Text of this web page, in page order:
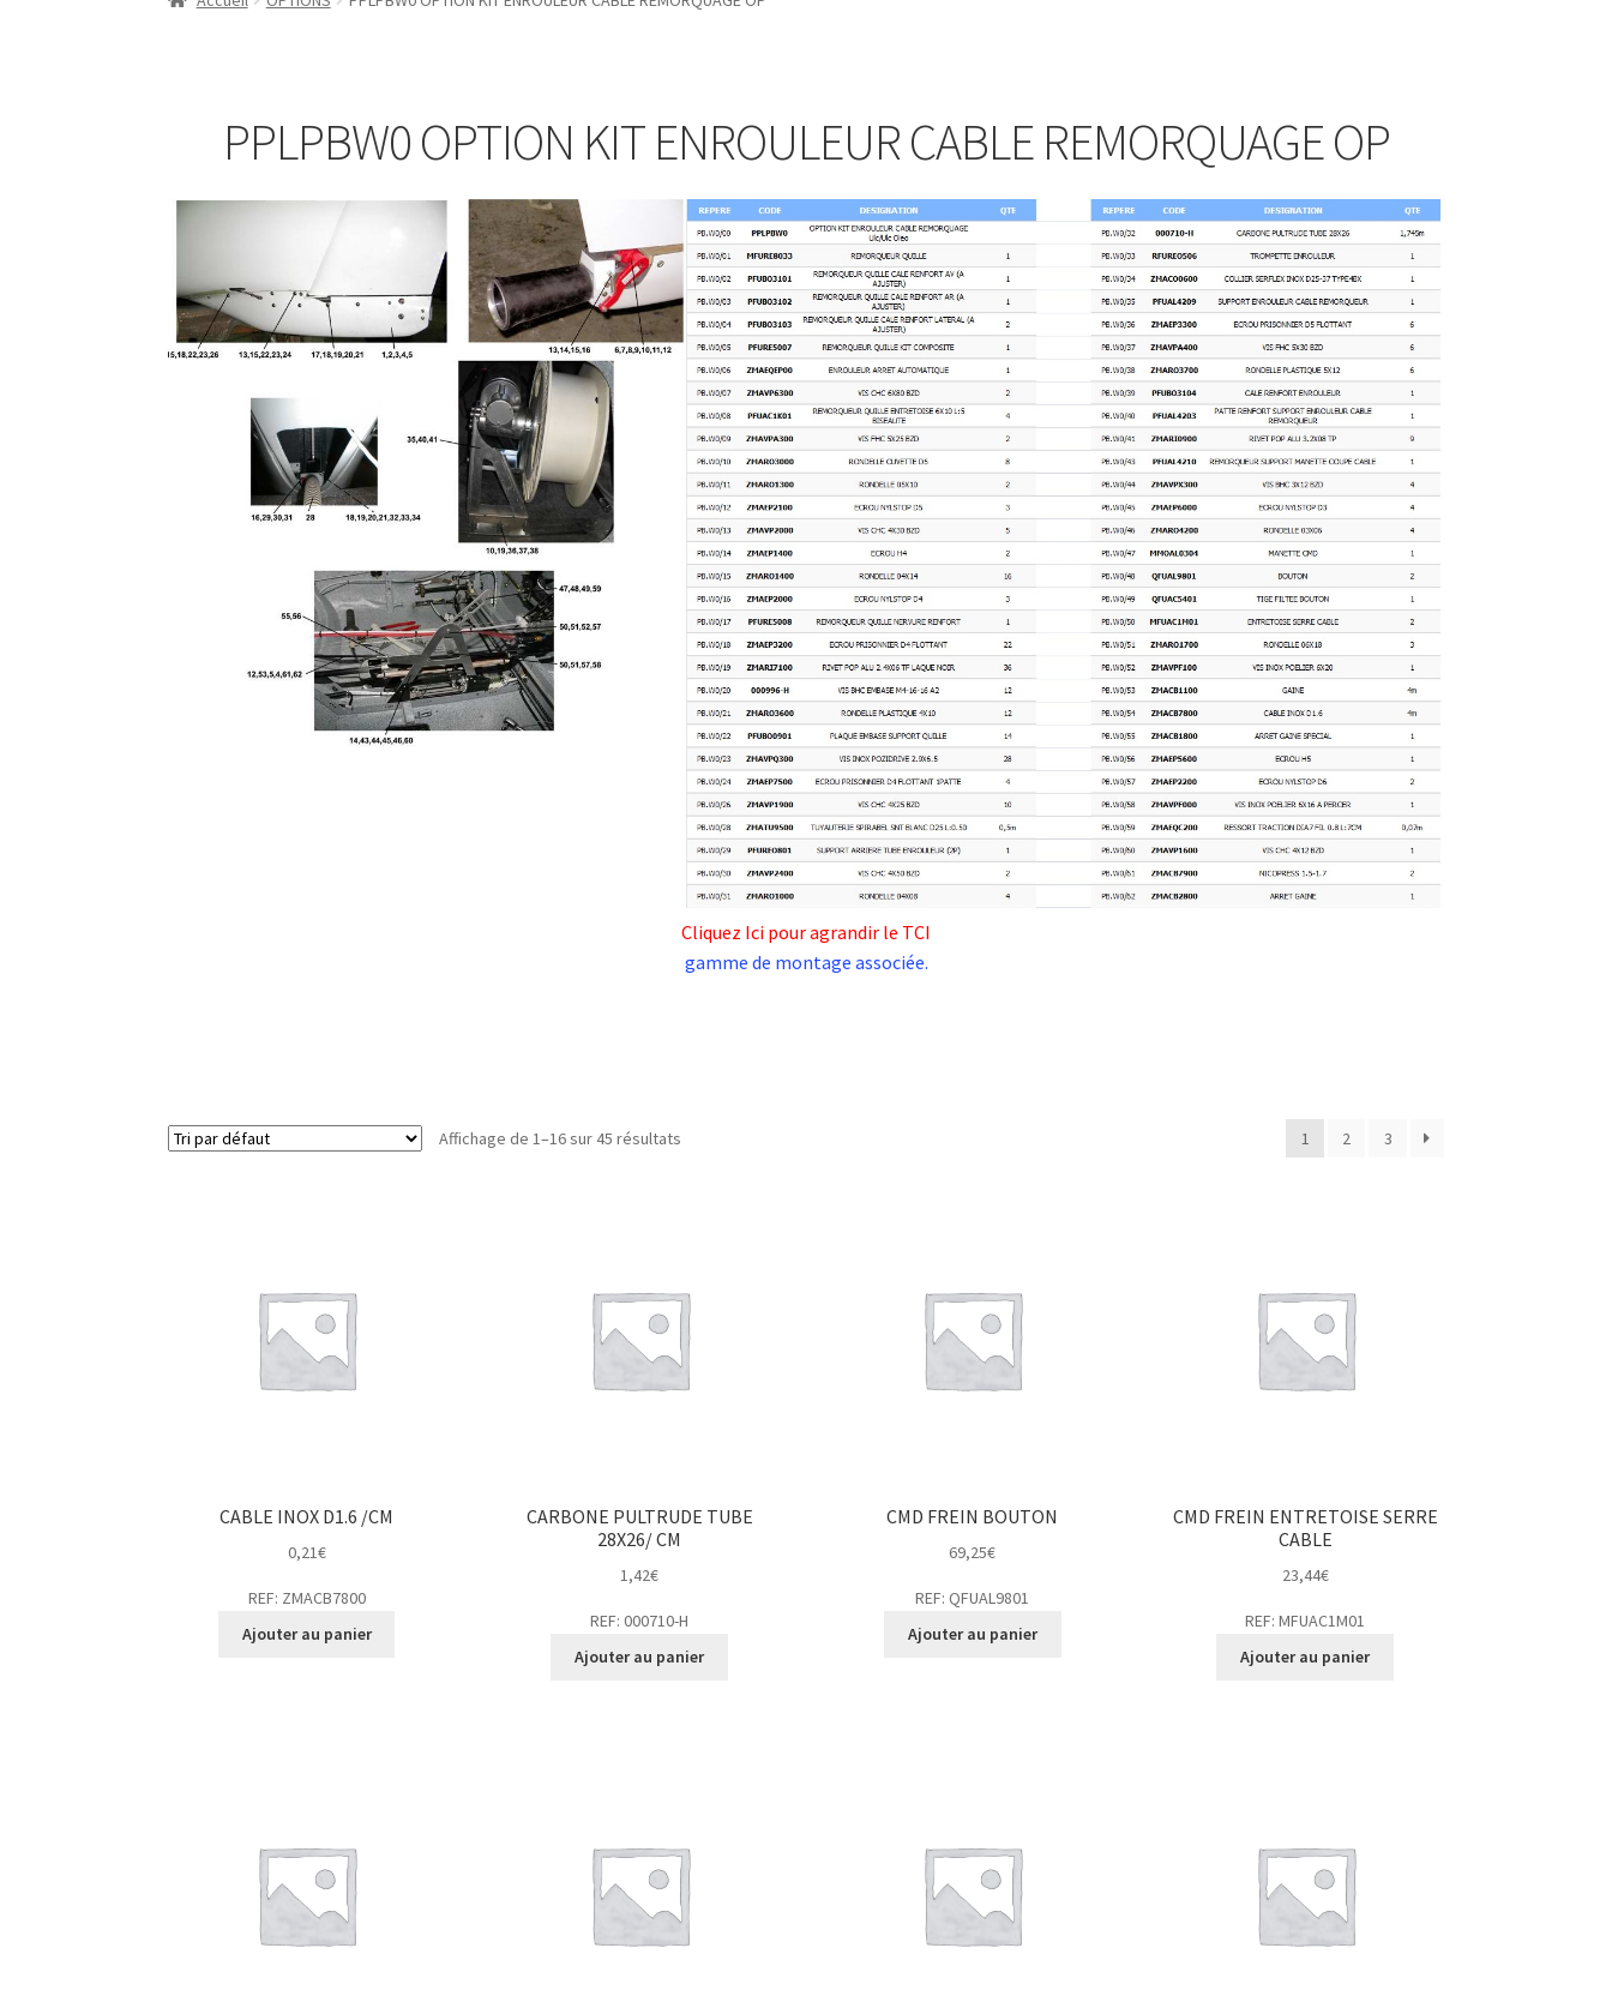
PPLPBW0 OPTION KIT ENROULEUR CABLE REMORQUAGE OP
Cliquez Ici pour agrandir le TCI
gamme de montage associée.
Affichage de 1–16 sur 45 résultats 1 2 3
CABLE INOX D1.6 /CM
0,21€
REF: ZMACB7800
Ajouter au panier
CARBONE PULTRUDE TUBE
28X26/ CM
1,42€
REF: 000710-H
Ajouter au panier
CMD FREIN BOUTON
69,25€
REF: QFUAL9801
Ajouter au panier
CMD FREIN ENTRETOISE SERRE
CABLE
23,44€
REF: MFUAC1M01
Ajouter au panier